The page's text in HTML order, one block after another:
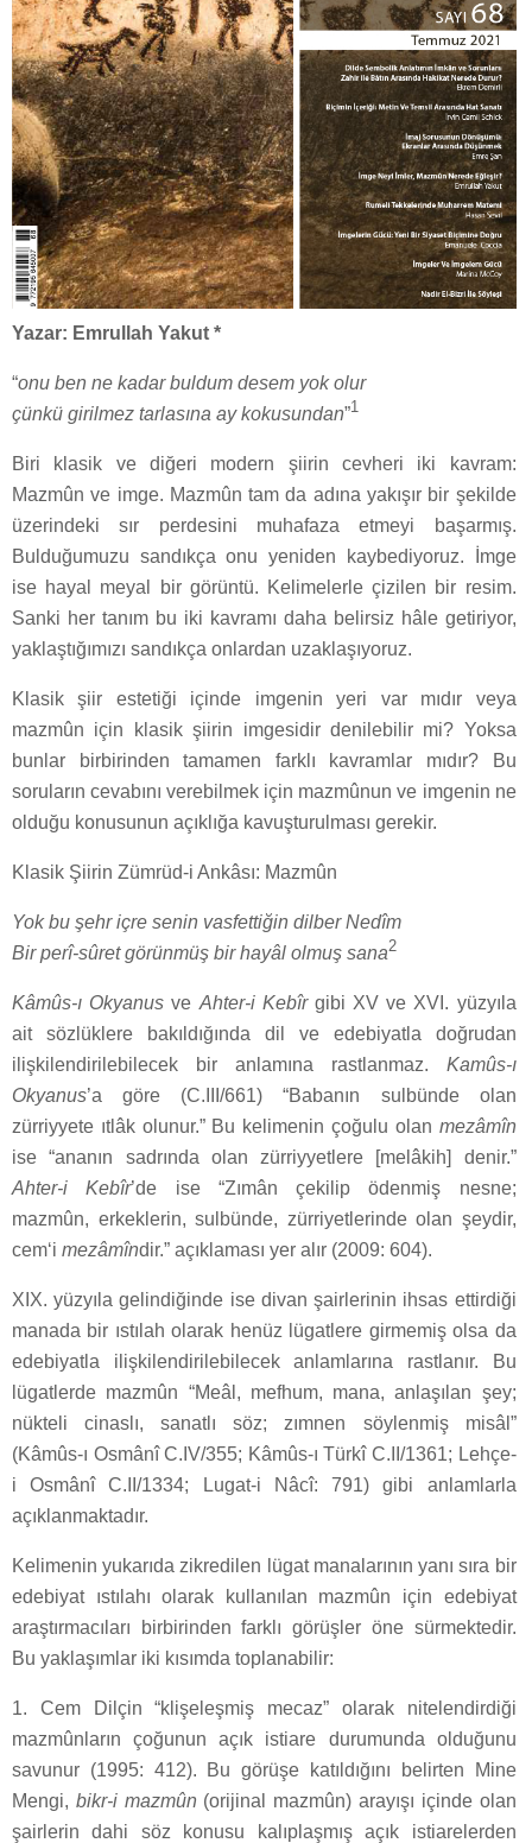
Yazar: Emrullah Yakut *
“onu ben ne kadar buldum desem yok olur
çünkü girilmez tarlasına ay kokusundan”1
Biri klasik ve diğeri modern şiirin cevheri iki kavram:
Mazmûn ve imge. Mazmûn tam da adına yakışır bir şekilde
üzerindeki sır perdesini muhafaza etmeyi başarmış.
Bulduğumuzu sandıkça onu yeniden kaybediyoruz. İmge
ise hayal meyal bir görüntü. Kelimelerle çizilen bir resim.
Sanki her tanım bu iki kavramı daha belirsiz hâle getiriyor,
yaklaştığımızı sandıkça onlardan uzaklaşıyoruz.
Klasik şiir estetiği içinde imgenin yeri var mıdır veya
mazmûn için klasik şiirin imgesidir denilebilir mi? Yoksa
bunlar birbirinden tamamen farklı kavramlar mıdır? Bu
soruların cevabını verebilmek için mazmûnun ve imgenin ne
olduğu konusunun açıklığa kavuşturulması gerekir.
Klasik Şiirin Zümrüd-i Ankâsı: Mazmûn
Yok bu şehr içre senin vasfettiğin dilber Nedîm
Bir perî-sûret görünmüş bir hayâl olmuş sana2
Kâmûs-ı Okyanus ve Ahter-i Kebîrgibi XV ve XVI. yüzyıla
ait sözlüklere bakıldığında dil ve edebiyatla doğrudan
ilişkilendirilebilecek bir anlamına rastlanmaz. Kamûs-ı
Okyanus’a göre (C.III/661) “Babanın sulbünde olan
zürriyyete ıtlâk olunur.” Bu kelimenin çoğulu olan mezâmîn
ise “ananın sadrında olan zürriyyetlere [melâkih] denir.”
Ahter-i Kebîr’de ise “Zımân çekilip ödenmiş nesne;
mazmûn, erkeklerin, sulbünde, zürriyetlerinde olan şeydir,
cem‘i mezâmîndir.” açıklaması yer alır (2009: 604).
XIX. yüzyıla gelindiğinde ise divan şairlerinin ihsas ettirdiği
manada bir ıstılah olarak henüz lügatlere girmemiş olsa da
edebiyatla ilişkilendirilebilecek anlamlarına rastlanır. Bu
lügatlerde mazmûn “Meâl, mefhum, mana, anlaşılan şey;
nükteli cinaslı, sanatlı söz; zımnen söylenmiş misâl”
(Kâmûs-ı Osmânî C.IV/355; Kâmûs-ı Türkî C.II/1361; Lehçe-
i Osmânî C.II/1334; Lugat-i Nâcî: 791) gibi anlamlarla
açıklanmaktadır.
Kelimenin yukarıda zikredilen lügat manalarının yanı sıra bir
edebiyat ıstılahı olarak kullanılan mazmûn için edebiyat
araştırmacıları birbirinden farklı görüşler öne sürmektedir.
Bu yaklaşımlar iki kısımda toplanabilir:
1. Cem Dilçin “klişeleşmiş mecaz” olarak nitelendirdiği
mazmûnların çoğunun açık istiare durumunda olduğunu
savunur (1995: 412). Bu görüşe katıldığını belirten Mine
Mengi, bikr-i mazmûn(orijinal mazmûn) arayışı içinde olan
şairlerin dahi söz konusu kalıplaşmış açık istiarelerden